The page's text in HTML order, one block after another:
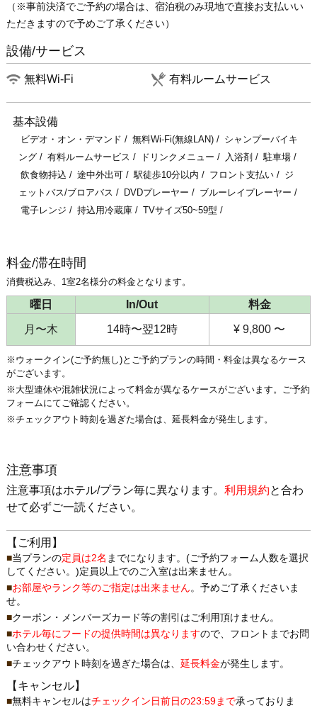
（※事前決済でご予約の場合は、宿泊税のみ現地で直接お支払いい
ただきますので予めご了承ください）
設備/サービス
無料Wi-Fi 有料ルームサービス
基本設備
ビデオ・オン・デマンド 無料Wi-Fi(無線LAN)
シャンプーバイキ
ング
有料ルームサービス ドリンクメニュー 入浴剤
駐車場
飲食物持込
途中外出可 駅徒歩10分以内 フロント支払い
ジ
ェットバス/ブロアバス
DVDプレーヤー
ブルーレイプレーヤー
電子レンジ
持込用冷蔵庫 TVサイズ50~59型
料金/滞在時間
消費税込み、1室2名様分の料金となります。
曜日 In/Out 料金
月〜木 14時〜翌12時 ¥ 9,800 〜
※ウォークイン(ご予約無し)とご予約プランの時間・料金は異なるケース
がございます。
※大型連休や混雑状況によって料金が異なるケースがございます。ご予約
フォームにてご確認ください。
※チェックアウト時刻を過ぎた場合は、延長料金が発生します。
注意事項
注意事項はホテル/プラン毎に異なります。 利用規約と合わ
せて必ずご一読ください。
【ご利用】
当プランの定員は2名 までになります。(ご予約フォーム人数を選択
してください。)定員以上でのご入室は出来ません。
お部屋やランク等のご指定は出来ません。予めご了承くださいま
せ。
クーポン・メンバーズカード等の割引はご利用頂けません。
ホテル毎にフードの提供時間は異なりますので、フロントまでお問
い合わせください。
チェックアウト時刻を過ぎた場合は、 延長料金が発生します。
【キャンセル】
無料キャンセルはチェックイン日前日の23:59まで承っておりま